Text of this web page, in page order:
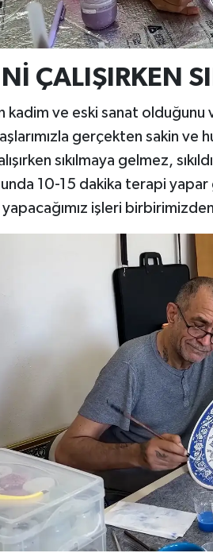
ÇALIŞIRKEN
kadim ve eski sanat olduğunu
gerçekten sakin ve
sıkılmaya gelmez,
10-15 dakika terapi
işleri